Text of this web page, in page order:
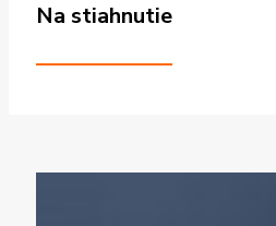
Na stiahnutie